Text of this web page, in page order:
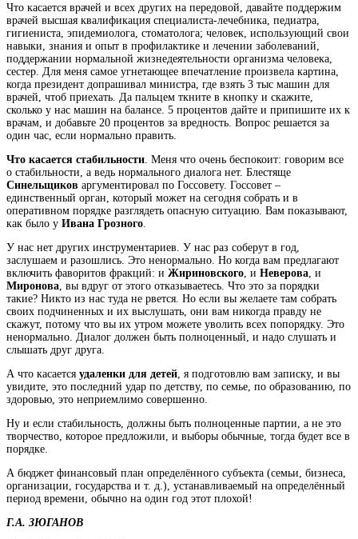
Что касается врачей и всех других на передовой, давайте поддержим
врачей высшая квалификация специалиста-лечебника, педиатра,
гигиениста, эпидемиолога, стоматолога; человек, использующий свои
навыки, знания и опыт в профилактике и лечении заболеваний,
поддержании нормальной жизнедеятельности организма человека
сестер. Для меня самое угнетающее впечатление произвела картина,
когда президент допрашивал министра, где взять 3 тыс машин для
врачей, чтоб приехать. Да пальцем ткните в кнопку и скажите,
сколько у нас машин на балансе. 5 процентов дайте и припишите их к
врачам, и добавьте 20 процентов за вредность. Вопрос решается за
один час, если нормально править.
Что касается стабильности . Меня что очень беспокоит: говорим все
о стабильности, а ведь нормального диалога нет. Блестяще
Синельщиков аргументировал по Госсовету. Госсовет –
единственный орган, который может на сегодня собрать и в
оперативном порядке разглядеть опасную ситуацию. Вам показывают,
как было у Ивана Грозного
У нас нет других инструментариев. У нас раз соберут в год,
заслушаем и разошлись. Это ненормально. Но когда вам предлагают
включить фаворитов фракций: и Жириновского , и Неверова , и
Миронова , вы вдруг от этого отказываетесь. Что это за порядки
такие? Никто из нас туда не рвется. Но если вы желаете там собрать
своих подчиненных и их выслушать, они вам никогда правду не
скажут, потому что вы их утром можете уволить всех попорядку. Это
ненормально. Диалог должен быть полноценный, и надо слушать и
слышать друг друга.
А что касается удаленки для детей , я подготовлю вам записку, и вы
увидите, это последний удар по детству, по семье, по образованию, по
здоровью, это неприемлимо совершенно.
Ну и если стабильность, должны быть полноценные партии, а не это
творчество, которое предложили, и выборы обычные, тогда будет все в
порядке.
А бюджет финансовый план определённого субъекта (семьи, бизнеса,
организации, государства и т. д.), устанавливаемый на определённый
период времени, обычно на один год этот плохой!
Г.А. ЗЮГАНОВ